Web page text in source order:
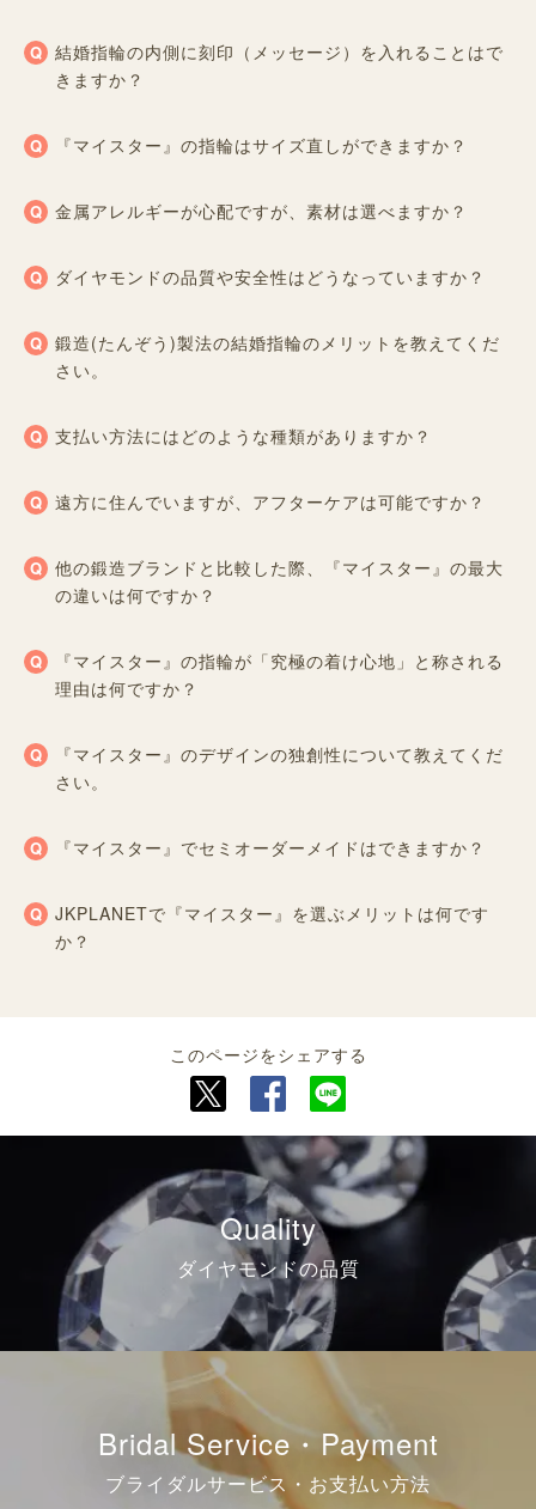
結婚指輪の内側に刻印（メッセージ）を入れることはで
きますか？
『マイスター』の指輪はサイズ直しができますか？
金属アレルギーが心配ですが、素材は選べますか？
ダイヤモンドの品質や安全性はどうなっていますか？
鍛造(たんぞう)製法の結婚指輪のメリットを教えてくだ
さい。
支払い方法にはどのような種類がありますか？
遠方に住んでいますが、アフターケアは可能ですか？
他の鍛造ブランドと比較した際、『マイスター』の最大
の違いは何ですか？
『マイスター』の指輪が「究極の着け心地」と称される
理由は何ですか？
『マイスター』のデザインの独創性について教えてくだ
さい。
『マイスター』でセミオーダーメイドはできますか？
JKPLANETで『マイスター』を選ぶメリットは何です
か？
このページをシェアする
Quality
ダイヤモンドの品質
Bridal Service・Payment
ブライダルサービス・お支払い方法